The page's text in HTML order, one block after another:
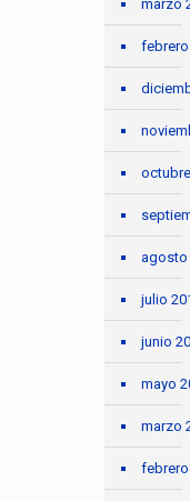
marzo
agosto
julio
junio
mayo
marzo